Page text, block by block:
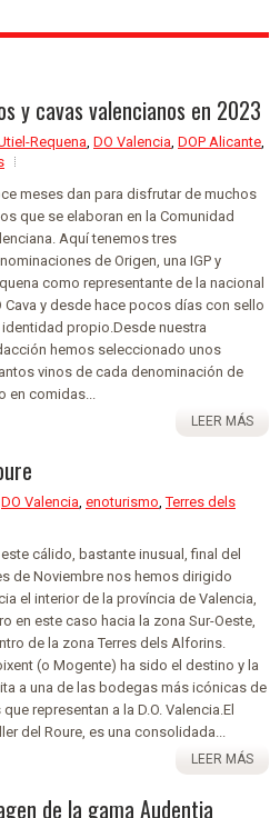
y cavas valencianos en 2023
Requena DO Valencia DOP Alicante
meses dan para disfrutar de muchos
que se elaboran en la Comunidad
Aquí tenemos tres
de Origen, una IGP y
como representante de la nacional
Cava y desde hace pocos días con sello
propio.Desde nuestra
hemos seleccionado unos
vinos de cada denominación de
comidas...
LEER MÁS
DO Valencia enoturismo ,Terres dels
este cálido, bastante inusual, final del
de Noviembre nos hemos dirigido
el interior de la província de Valencia,
en este caso hacia la zona Sur-Oeste,
de la zona Terres dels Alforins.
(o Mogente) ha sido el destino y la
a una de las bodegas más icónicas de
que representan a la D.O. Valencia.El
del Roure, es una consolidada...
LEER MÁS
de la gama Audentia